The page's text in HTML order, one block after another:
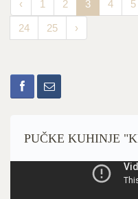
‹ 1 2 3 4 5
24 25 ›
PUČKE KUHINJE